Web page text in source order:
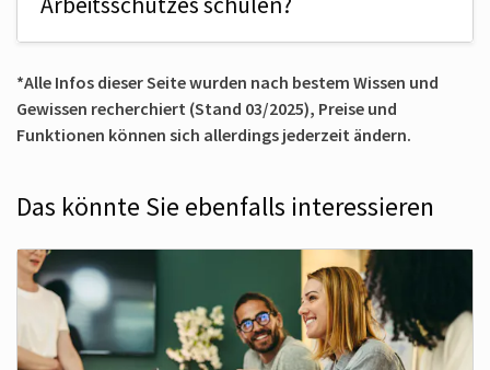
*Alle Infos dieser Seite wurden nach bestem Wissen und
Gewissen recherchiert (Stand 03/2025), Preise und
Funktionen können sich allerdings jederzeit ändern.
Das könnte Sie ebenfalls interessieren